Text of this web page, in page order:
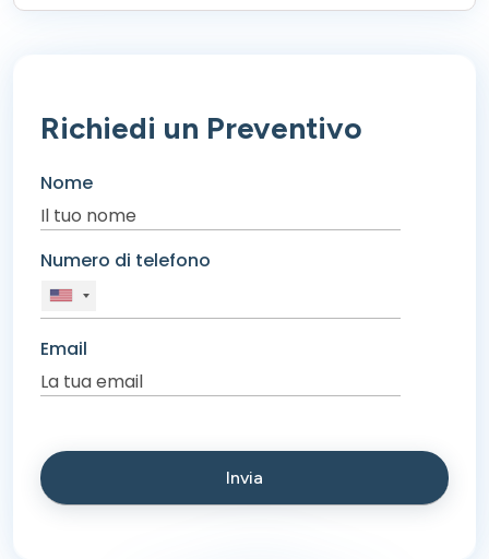
Richiedi un Preventivo
Nome
Numero di telefono
Email